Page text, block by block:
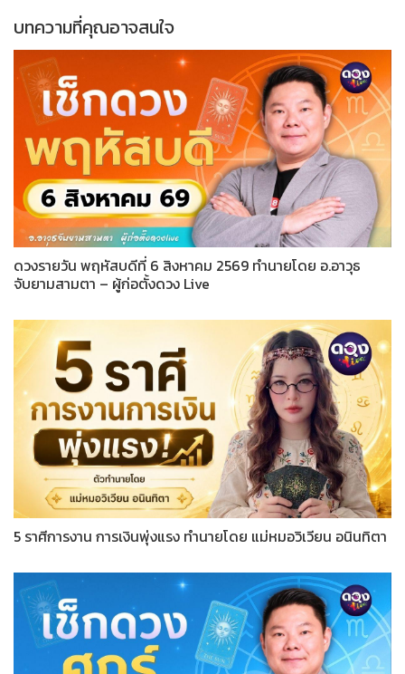
บทความที่คุณอาจสนใจ
ดวงรายวัน พฤหัสบดีที่ 6 สิงหาคม 2569 ทำนายโดย อ.อาวุธ
จับยามสามตา – ผู้ก่อตั้งดวง Live
5 ราศีการงาน การเงินพุ่งแรง ทำนายโดย แม่หมอวิเวียน อนินทิตา